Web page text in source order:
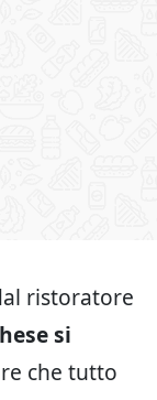
ristoratore
si
che tutto